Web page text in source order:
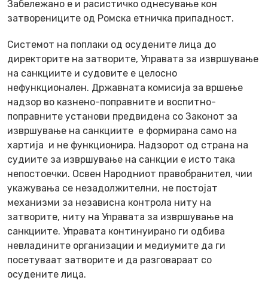
Забележано е и расистичко однесување кон
затворениците од Ромска етничка припадност.
Системот на поплаки од осудените лица до
директорите на затворите, Управата за извршување
на санкциите и судовите е целосно
нефункционален. Државната комисија за вршење
надзор во казнено-поправните и воспитно-
поправните установи предвидена со Законот за
извршување на санкциите е формирана само на
хартија и не функционира. Надзорот од страна на
судиите за извршување на санкции е исто така
непостоечки. Освен Народниот правобранител, чии
укажувања се незадолжителни, не постојат
механизми за независна контрола ниту на
затворите, ниту на Управата за извршување на
санкциите. Управата континуирано ги одбива
невладините организации и медиумите да ги
посетуваат затворите и да разговараат со
осудените лица.